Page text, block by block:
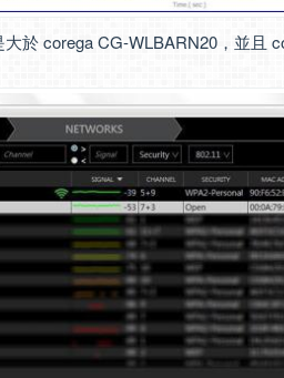
於 corega CG-WLBARN20，並且